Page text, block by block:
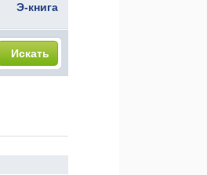
Э-книга
Искать